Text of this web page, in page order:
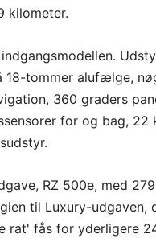
kilometer.
18-tommer alufælge,
360 graders
for og bag,
RZ 500e, med
til Luxury-
rat' fås for yderligere